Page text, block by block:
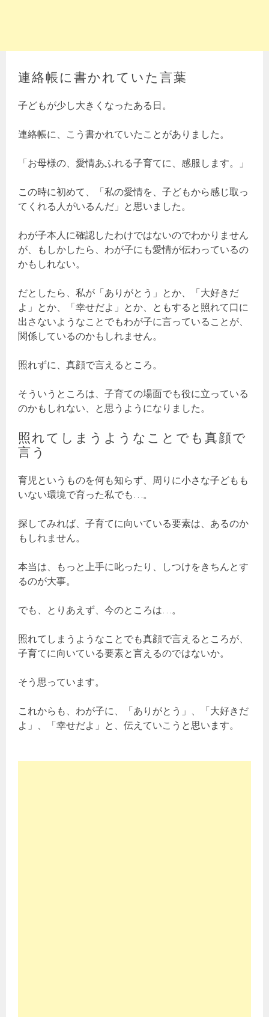
連絡帳に書かれていた言葉
子どもが少し大きくなったある日。
連絡帳に、こう書かれていたことがありました。
「お母様の、愛情あふれる子育てに、感服します。」
この時に初めて、「私の愛情を、子どもから感じ取っ
てくれる人がいるんだ」と思いました。
わが子本人に確認したわけではないのでわかりません
が、もしかしたら、わが子にも愛情が伝わっているの
かもしれない。
だとしたら、私が「ありがとう」とか、「大好きだ
よ」とか、「幸せだよ」とか、ともすると照れて口に
出さないようなことでもわが子に言っていることが、
関係しているのかもしれません。
照れずに、真顔で言えるところ。
そういうところは、子育ての場面でも役に立っている
のかもしれない、と思うようになりました。
照れてしまうようなことでも真顔で
言う
育児というものを何も知らず、周りに小さな子どもも
いない環境で育った私でも…。
探してみれば、子育てに向いている要素は、あるのか
もしれません。
本当は、もっと上手に叱ったり、しつけをきちんとす
るのが大事。
でも、とりあえず、今のところは…。
照れてしまうようなことでも真顔で言えるところが、
子育てに向いている要素と言えるのではないか。
そう思っています。
これからも、わが子に、「ありがとう」、「大好きだ
よ」、「幸せだよ」と、伝えていこうと思います。